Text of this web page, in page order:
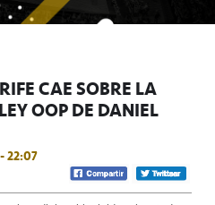
CAE SOBRE LA
OOP DE DANIEL
22:07